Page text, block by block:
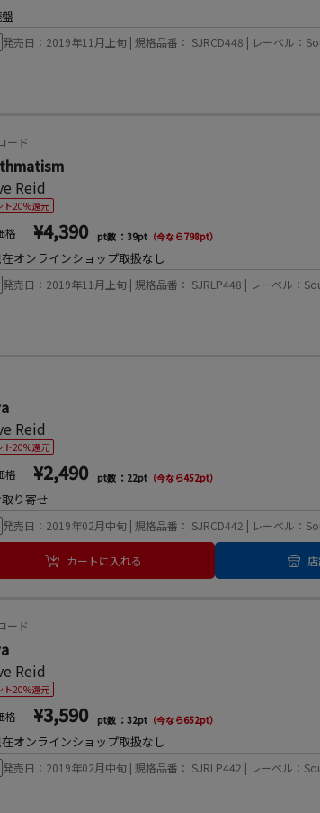
発売日：2019年11月上旬 | 規格品番： SJRCD448 | レーベル：
ード
Reid
ト20%還元
格 ¥4,390 pt数 ：39pt （今なら798pt）
オンラインショップ取扱なし
発売日：2019年11月上旬 | 規格品番： SJRLP448 | レーベル：
Reid
ト20%還元
格 ¥2,490 pt数 ：22pt （今なら452pt）
り寄せ
発売日：2019年02月中旬 | 規格品番： SJRCD442 | レーベル：
カートに入れる
ード
Reid
ト20%還元
格 ¥3,590 pt数 ：32pt （今なら652pt）
オンラインショップ取扱なし
発売日：2019年02月中旬 | 規格品番： SJRLP442 | レーベル：